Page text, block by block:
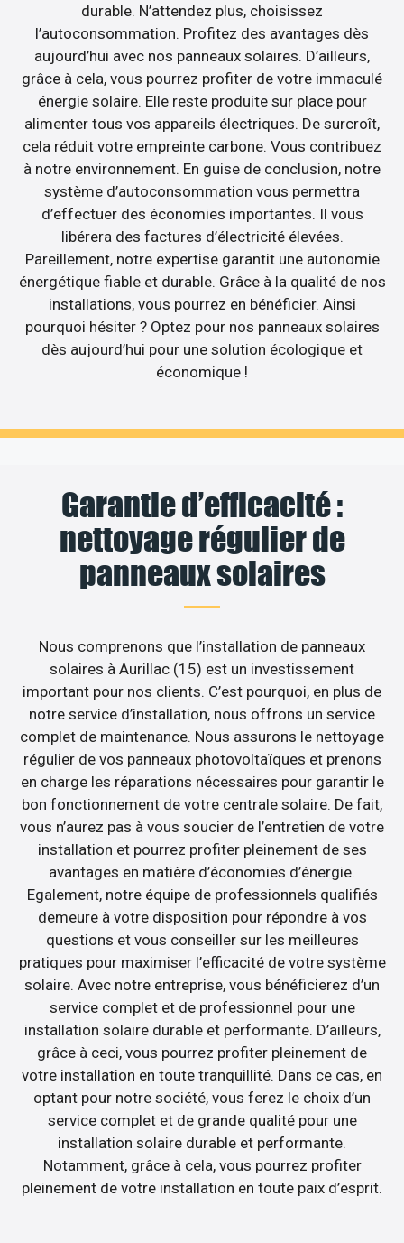
durable. N’attendez plus, choisissez
l’autoconsommation. Profitez des avantages dès
aujourd’hui avec nos panneaux solaires. D’ailleurs,
grâce à cela, vous pourrez profiter de votre immaculé
énergie solaire. Elle reste produite sur place pour
alimenter tous vos appareils électriques. De surcroît,
cela réduit votre empreinte carbone. Vous contribuez
à notre environnement. En guise de conclusion, notre
système d’autoconsommation vous permettra
d’effectuer des économies importantes. Il vous
libérera des factures d’électricité élevées.
Pareillement, notre expertise garantit une autonomie
énergétique fiable et durable. Grâce à la qualité de nos
installations, vous pourrez en bénéficier. Ainsi
pourquoi hésiter ? Optez pour nos panneaux solaires
dès aujourd’hui pour une solution écologique et
économique !
Garantie d’efficacité :
nettoyage régulier de
panneaux solaires
Nous comprenons que l’installation de panneaux
solaires à Aurillac (15) est un investissement
important pour nos clients. C’est pourquoi, en plus de
notre service d’installation, nous offrons un service
complet de maintenance. Nous assurons le nettoyage
régulier de vos panneaux photovoltaïques et prenons
en charge les réparations nécessaires pour garantir le
bon fonctionnement de votre centrale solaire. De fait,
vous n’aurez pas à vous soucier de l’entretien de votre
installation et pourrez profiter pleinement de ses
avantages en matière d’économies d’énergie.
Egalement, notre équipe de professionnels qualifiés
demeure à votre disposition pour répondre à vos
questions et vous conseiller sur les meilleures
pratiques pour maximiser l’efficacité de votre système
solaire. Avec notre entreprise, vous bénéficierez d’un
service complet et de professionnel pour une
installation solaire durable et performante. D’ailleurs,
grâce à ceci, vous pourrez profiter pleinement de
votre installation en toute tranquillité. Dans ce cas, en
optant pour notre société, vous ferez le choix d’un
service complet et de grande qualité pour une
installation solaire durable et performante.
Notamment, grâce à cela, vous pourrez profiter
pleinement de votre installation en toute paix d’esprit.